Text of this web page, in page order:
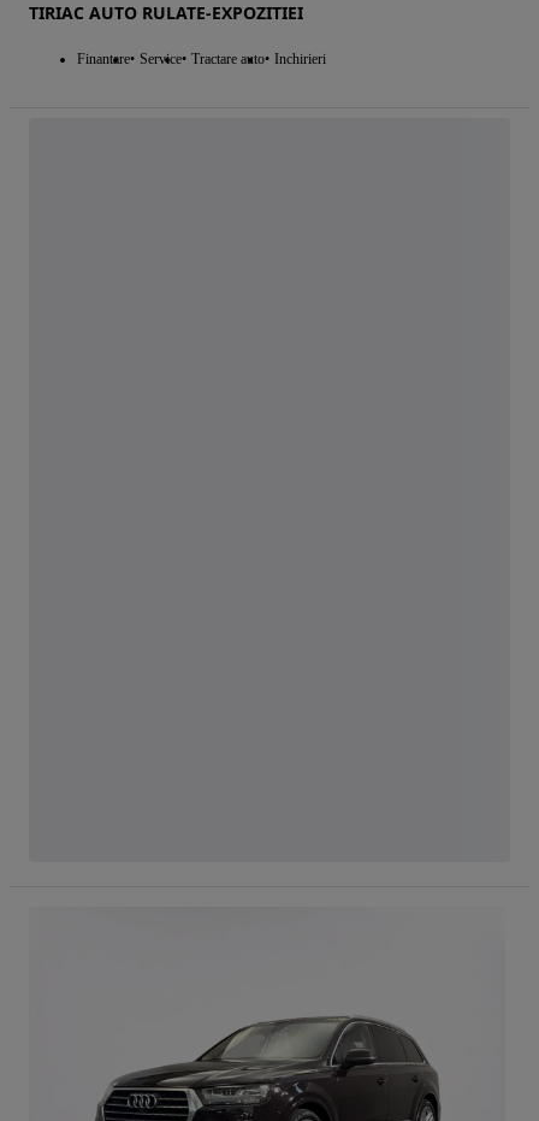
TIRIAC AUTO RULATE-EXPOZITIEI
Finantare Service Tractare auto Inchirieri